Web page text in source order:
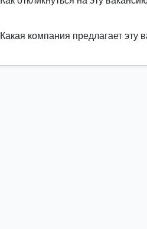
Какая компания предлагает эту